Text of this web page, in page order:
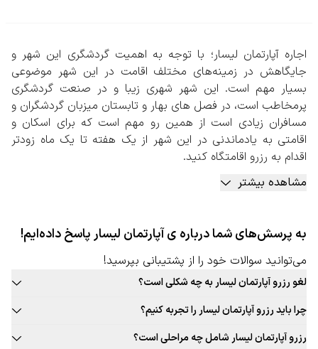
اجاره آپارتمان لیسار؛ با توجه به اهمیت گردشگری این شهر و
جایگاهش در زمینه‌های مختلف اقامت در این شهر موضوعی
بسیار مهم است. این شهر شهری زیبا و در صنعت گردشگری
پرمخاطب است، در فصل های بهار و تابستان میزبان گردشگران و
مسافران زیادی است از همین رو مهم است که برای اسکان و
اقامتی به یادماندنی در این شهر از یک هفته تا یک ماه زودتر
اقدام به رزرو اقامتگاه کنید.
بنابراین اجاره آپارتمان لیسار یکی از جذاب‌ترین شیوه‌ها رزرو
اقامتگاه در این شهر خواهد بود. اجاره روزانه آپارتمان با تمامی
به نظر می‌رسد. اجاره آپارتمان به دلیل دربست بودن و داشتن
شرایطی مانند منزل شخصی افراد، جذابیت‌های اقامتی بالایی
دارد.
تنوع و گستردگی آپارتمان‌ها در نقاط مختلف این شهر به
خصوص نقاطی که از نظر امکانات و وسایل نقلیه
عمومی(دسترسی به مراکز درمانی، مراکز دانشگاهی، مراکز صنعتی
سریع تر هستند، دلیلی برای رشد تقاضاهای موجود در زمینه اجاره
مشاهده بیشتر
به پرسش‌های شما درباره ی آپارتمان لیسار پاسخ داده‌ایم!
می‌توانید سوالات خود را از پشتیبانی بپرسید!
لغو رزرو آپارتمان لیسار به چه شکلی است؟
قوانین لغو رزرو آپارتمان این شهر به صورت ثابت برای تمامی آپارتمان قابل
ارائه نیست. حتما در زمان رزرو آپارتمان مورد نظر خود به قوانین لغو توجه
کنید.
چرا باید رزرو آپارتمان لیسار را تجربه کنیم؟
بافت سنتی و جذاب این شهر، غذاهای محلی و بومی جذاب، فرهنگ غنی،
رزرو آپارتمان لیسار شامل چه مراحلی است؟